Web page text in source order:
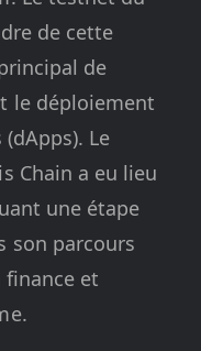
de cette
de
le déploiement
Le
Chain a eu lieu
une étape
son parcours
et